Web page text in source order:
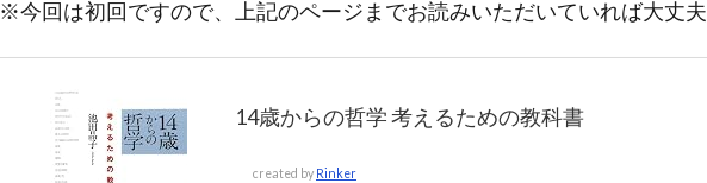
※今回は初回ですので、上記のページまでお読みいただいていれば大丈
14歳からの哲学 考えるための教科書
created by Rinker